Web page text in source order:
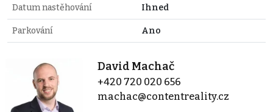
Datum nastěhování Ihned
Parkování Ano
David Machač
+420 720 020 656
machac@contentreality.cz